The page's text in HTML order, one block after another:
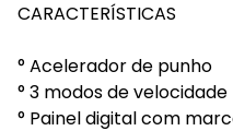
CARACTERÍSTICAS
° Acelerador de punho
° 3 modos de velocidade
° Painel digital com